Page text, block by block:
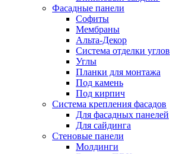
Фасадные панели
Софиты
Мембраны
Альта-Декор
Система отделки углов
Углы
Планки для монтажа
Под камень
Под кирпич
Система крепления фасадов
Для фасадных панелей
Для сайдинга
Стеновые панели
Молдинги